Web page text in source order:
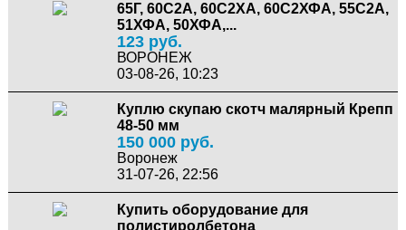
65Г, 60С2А, 60С2ХА, 60С2ХФА, 55С2А,
51ХФА, 50ХФА,...
123 руб.
ВОРОНЕЖ
03-08-26, 10:23
Куплю скупаю скотч малярный Крепп
48-50 мм
150 000 руб.
Воронеж
31-07-26, 22:56
Купить оборудование для
полистиролбетона